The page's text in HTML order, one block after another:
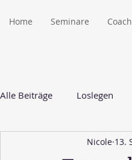
Home Seminare
Alle Beiträge Loslegen
Nicole 13.